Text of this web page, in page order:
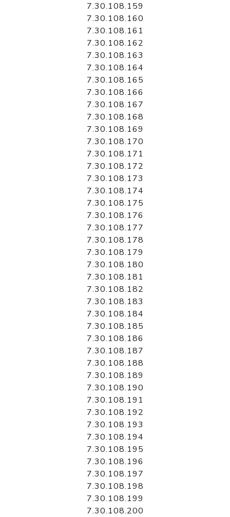
7.30.108.159
7.30.108.160
7.30.108.161
7.30.108.162
7.30.108.163
7.30.108.164
7.30.108.165
7.30.108.166
7.30.108.167
7.30.108.168
7.30.108.169
7.30.108.170
7.30.108.171
7.30.108.172
7.30.108.173
7.30.108.174
7.30.108.175
7.30.108.176
7.30.108.177
7.30.108.178
7.30.108.179
7.30.108.180
7.30.108.181
7.30.108.182
7.30.108.183
7.30.108.184
7.30.108.185
7.30.108.186
7.30.108.187
7.30.108.188
7.30.108.189
7.30.108.190
7.30.108.191
7.30.108.192
7.30.108.193
7.30.108.194
7.30.108.195
7.30.108.196
7.30.108.197
7.30.108.198
7.30.108.199
7.30.108.200